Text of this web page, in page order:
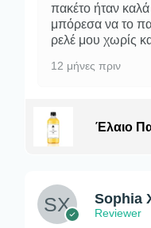
πακέτο ήταν
μπόρεσα να το
ρελέ μου χωρίς
12 μήνες πριν
Έλαιο
Sophia
Reviewer